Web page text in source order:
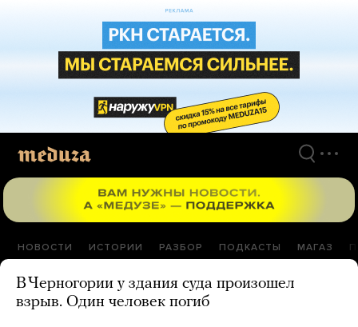
НОВОСТИ ИСТОРИИ РАЗБОР ПОДКАСТЫ МАГАЗ
В Черногории у здания суда произошел
взрыв. Один человек погиб